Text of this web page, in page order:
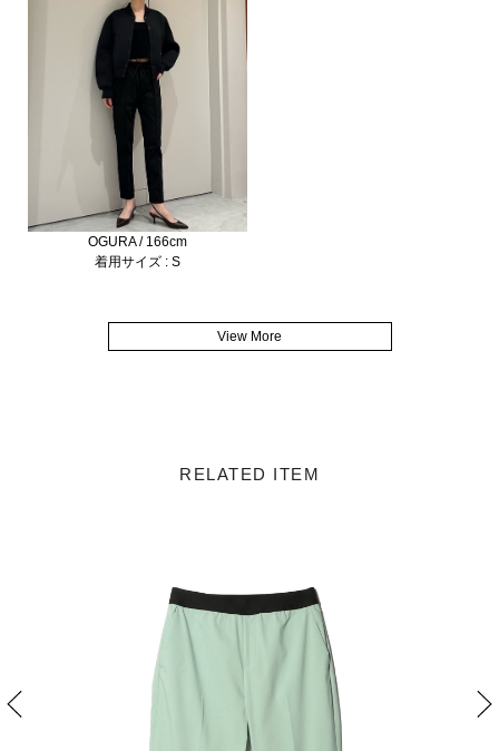
OGURA / 166cm
着用サイズ : S
View More
RELATED ITEM